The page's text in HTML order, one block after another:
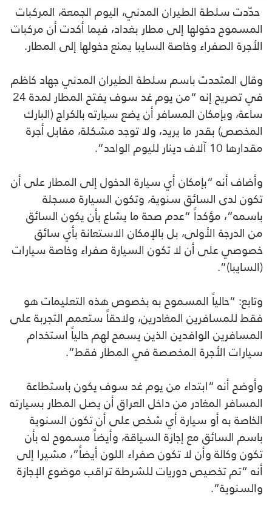
حدّدت سلطة الطيران المدني، اليوم الجمعة، المركبات
المسموح دخولها إلى مطار بغداد، فيما أكدت أن مركبات
الأجرة الصفراء وخاصة السايبا يمنع دخولها إلى المطار.
وقال المتحدث باسم سلطة الطيران المدني جهاد كاظم
في تصريح إنه “من يوم غد سوف يفتح المطار لمدة 24
ساعة، وبإمكان المسافر أن يضع سيارته بالكراج (البارك
المخصص) بقدر ما يريد، ولا توجد مشكلة، مقابل أجرة
مقدارها 10 آلاف دينار لليوم الواحد”.
وأضاف أنه “بإمكان أي سيارة الدخول إلى المطار على أن
تكون لدى السائق سنوية، وتكون السيارة مسجلة
باسمه”، مؤكداً “عدم صحة ما يشاع بأن يكون السائق
من الدرجة الأولى، بل بالإمكان الاستعانة بأي سائق
خصوصي على أن لا تكون السيارة صفراء وخاصة سيارات
(السايبا)”.
وتابع: “حالياً المسموح به بخصوص هذه التعليمات هو
فقط للمسافرين المغادرين، ولاحقاً ستعمم التجربة على
المسافرين الوافدين الذين يسمح لهم حالياً استخدام
سيارات الأجرة المخصصة في المطار فقط”.
وأوضح أنه “ابتداء من يوم غد سوف يكون باستطاعة
المسافر المغادر من داخل العراق أن يصل المطار بسيارته
الخاصة به أو سيارة أي شخص على أن تكون السنوية
باسم السائق مع إجازة السياقة، وأيضاً مسموح له بأن
تكون وكالة وأن لا تكون صفراء اللون أيضاً”، مشيرا إلى
أنه “تم تخصيص دوريات للشرطة تراقب موضوع الإجازة
والسنوية”.